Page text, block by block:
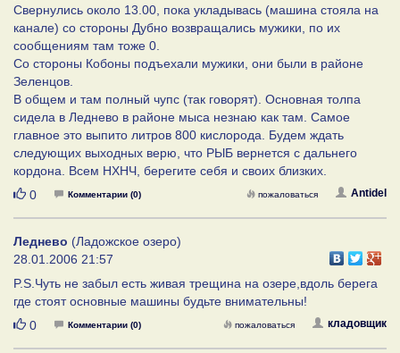
Свернулись около 13.00, пока укладывась (машина стояла на
канале) со стороны Дубно возвращались мужики, по их
сообщениям там тоже 0.
Со стороны Кобоны подъехали мужики, они были в районе
Зеленцов.
В общем и там полный чупс (так говорят). Основная толпа
сидела в Леднево в районе мыса незнаю как там. Самое
главное это выпито литров 800 кислорода. Будем ждать
следующих выходных верю, что РЫБ вернется с дальнего
кордона. Всем НХНЧ, берегите себя и своих близких.
Нравится
0 Комментарии (0) Antidel
пожаловаться
Леднево (Ладожское озеро)
28.01.2006 21:57
P.S.Чуть не забыл есть живая трещина на озере,вдоль берега
где стоят основные машины будьте внимательны!
Нравится
0 Комментарии (0) кладовщик
пожаловаться